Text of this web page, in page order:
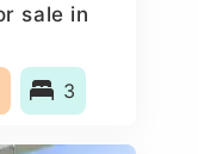
sale in
3